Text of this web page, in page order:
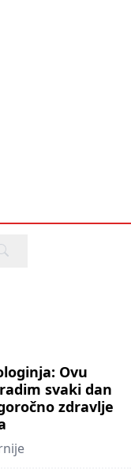
Ovu
svaki dan
zdravlje